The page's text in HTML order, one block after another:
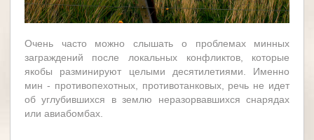
Очень часто можно слышать о проблемах минных
заграждений после локальных конфликтов, которые
якобы разминируют целыми десятилетиями. Именно
мин - противопехотных, противотанковых, речь не идет
об углубившихся в землю неразорвавшихся снарядах
или авиабомбах.